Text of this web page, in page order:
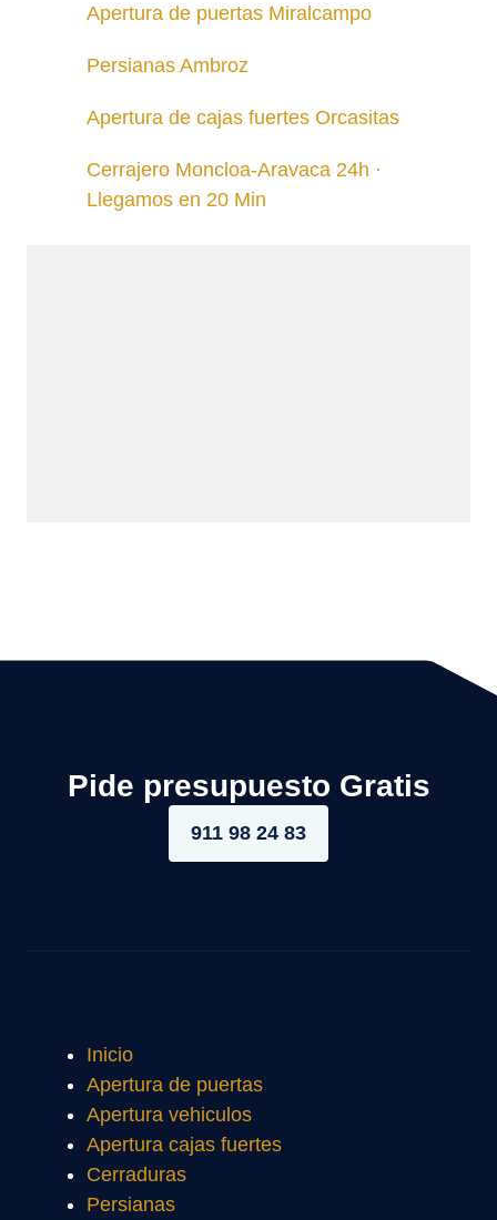
Apertura de puertas Miralcampo
Persianas Ambroz
Apertura de cajas fuertes Orcasitas
Cerrajero Moncloa-Aravaca 24h ·
Llegamos en 20 Min
Pide presupuesto Gratis
911 98 24 83
Inicio
Apertura de puertas
Apertura vehiculos
Apertura cajas fuertes
Cerraduras
Persianas